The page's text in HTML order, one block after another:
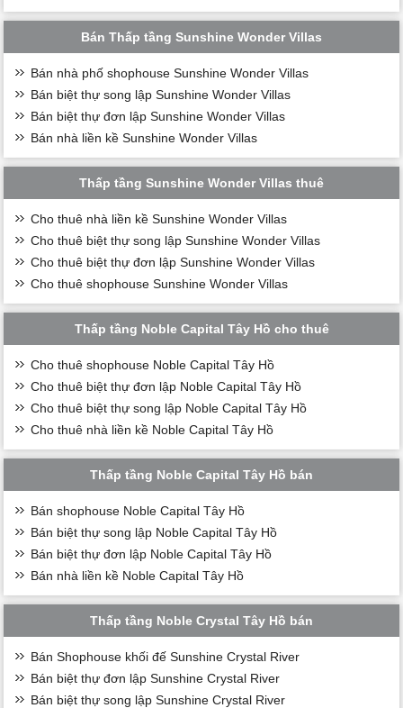
Bán Thấp tầng Sunshine Wonder Villas
Bán nhà phố shophouse Sunshine Wonder Villas
Bán biệt thự song lập Sunshine Wonder Villas
Bán biệt thự đơn lập Sunshine Wonder Villas
Bán nhà liền kề Sunshine Wonder Villas
Thấp tầng Sunshine Wonder Villas thuê
Cho thuê nhà liền kề Sunshine Wonder Villas
Cho thuê biệt thự song lập Sunshine Wonder Villas
Cho thuê biệt thự đơn lập Sunshine Wonder Villas
Cho thuê shophouse Sunshine Wonder Villas
Thấp tầng Noble Capital Tây Hồ cho thuê
Cho thuê shophouse Noble Capital Tây Hồ
Cho thuê biệt thự đơn lập Noble Capital Tây Hồ
Cho thuê biệt thự song lập Noble Capital Tây Hồ
Cho thuê nhà liền kề Noble Capital Tây Hồ
Thấp tầng Noble Capital Tây Hồ bán
Bán shophouse Noble Capital Tây Hồ
Bán biệt thự song lập Noble Capital Tây Hồ
Bán biệt thự đơn lập Noble Capital Tây Hồ
Bán nhà liền kề Noble Capital Tây Hồ
Thấp tầng Noble Crystal Tây Hồ bán
Bán Shophouse khối đế Sunshine Crystal River
Bán biệt thự đơn lập Sunshine Crystal River
Bán biệt thự song lập Sunshine Crystal River